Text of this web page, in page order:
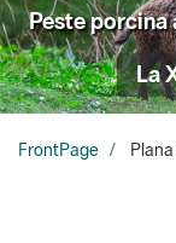
Peste porcina
La
FrontPage